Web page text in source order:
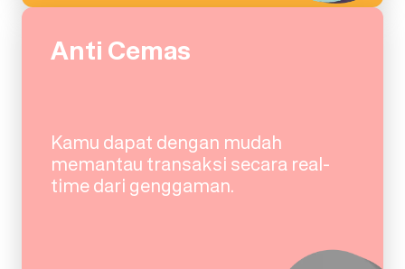
Anti Cemas
Kamu dapat dengan mudah
memantau transaksi secara real-
time dari genggaman.